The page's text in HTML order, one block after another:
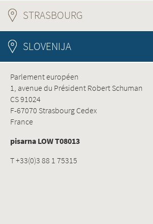
STRASBOURG
SLOVENIJA
Parlement européen
1, avenue du Président Robert Schuman
CS 91024
F-67070 Strasbourg Cedex
France
pisarna LOW T08013
T +33(0)3 88 1 75315